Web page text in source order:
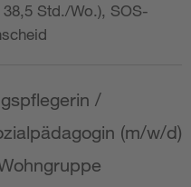
Std./Wo.), SOS-
/
(m/w/d)